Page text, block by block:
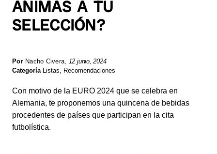
ANIMAS A TU
SELECCIÓN?
Por Nacho Civera 12 junio, 2024
Categoría Listas, Recomendaciones
Con motivo de la EURO 2024 que se celebra en
Alemania, te proponemos una quincena de bebidas
procedentes de países que participan en la cita
futbolística.